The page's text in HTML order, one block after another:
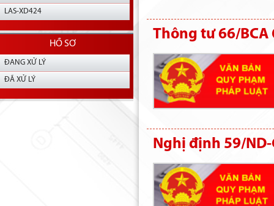
LAS-XD424
HỒ SƠ
ĐANG XỬ LÝ
ĐÃ XỬ LÝ
Thông tư 66/BCA
Nghị định 59/